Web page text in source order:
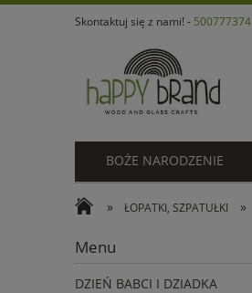
Skontaktuj się z nami! - 500777374
BOŻE NARODZENIE
» ŁOPATKI, SZPATUŁKI »
Menu
DZIEŃ BABCI I DZIADKA